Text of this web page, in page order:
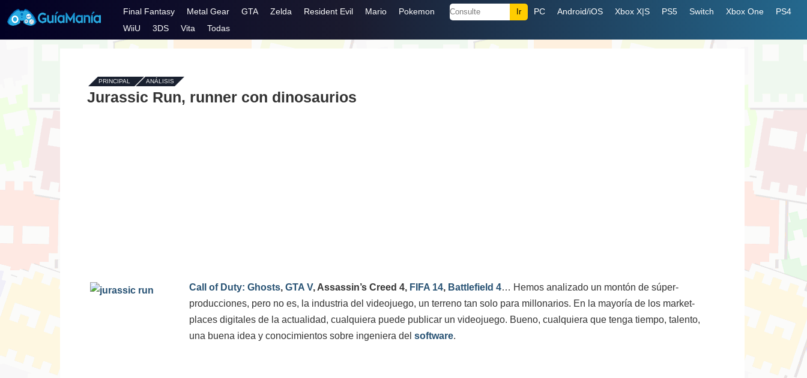
Final Fantasy Metal Gear GTA Zelda Resident Evil Mario Pokemon PC Android/iOS Xbox X|S PS5 Switch Xbox One
PS4
WiiU
3DS Vita Todas
PRINCIPAL - ANÁLISIS
Jurassic Run, runner con dinosaurios
Call of Duty: Ghosts, GTA V, Assassin’s Creed 4, FIFA 14, Battlefield 4… Hemos analizado un montón de súper-
producciones, pero no es, la industria del videojuego, un terreno tan solo para millonarios. En la mayoría de los market-
places digitales de la actualidad, cualquiera puede publicar un videojuego. Bueno, cualquiera que tenga tiempo, talento,
una buena idea y conocimientos sobre ingeniera del software.